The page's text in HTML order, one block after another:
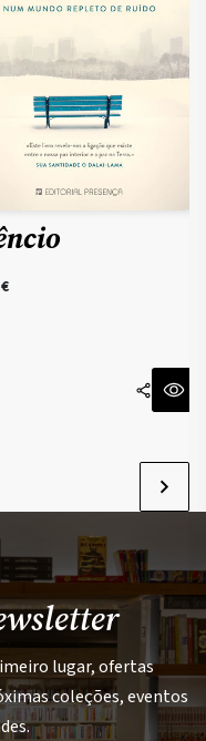
€
lugar, ofertas
coleções, eventos